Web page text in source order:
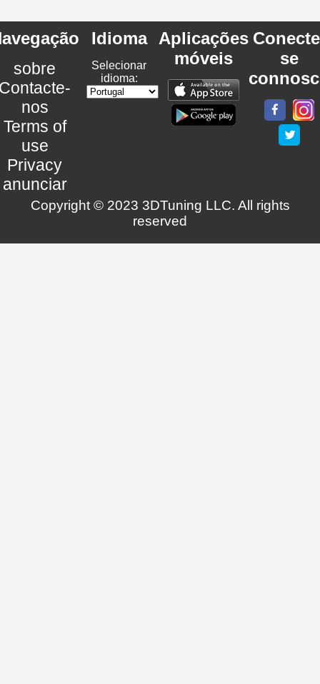
sobre
nos
Terms of
use
Privacy
anunciar
Idioma
Selecionar
idioma:
Aplicações
móveis
se
Copyright © 2023 3DTuning LLC. All rights
reserved